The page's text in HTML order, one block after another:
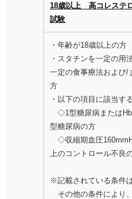
18歳以上 高コレステ
試験
・年齢が18歳以上の方
・スタチンを一定の用
一定の食事療法および/
方
・以下の項目に該当す
◇1型糖尿病または
型糖尿病の方
◇収縮期血圧
上のコントロール不良
※記載されている条件
その他の条件により